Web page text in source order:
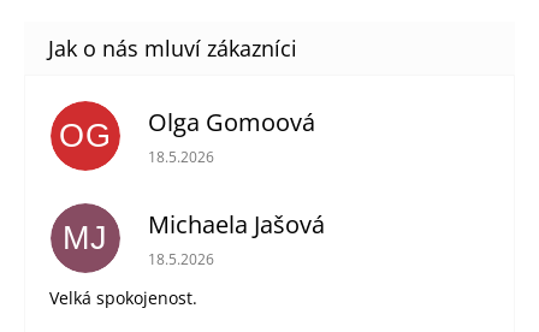
OG Olga Gomoová
Hodnocení obchodu je 5 z 5 hvězdiček.
18.5.2026
MJ Michaela Jašová
Hodnocení obchodu je 5 z 5 hvězdiček.
18.5.2026
Velká spokojenost.